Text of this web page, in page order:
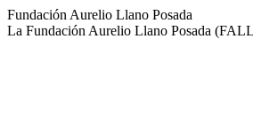
Saltar
al
Fundación Aurelio Llano Posada
La Fundación Aurelio Llano Posada